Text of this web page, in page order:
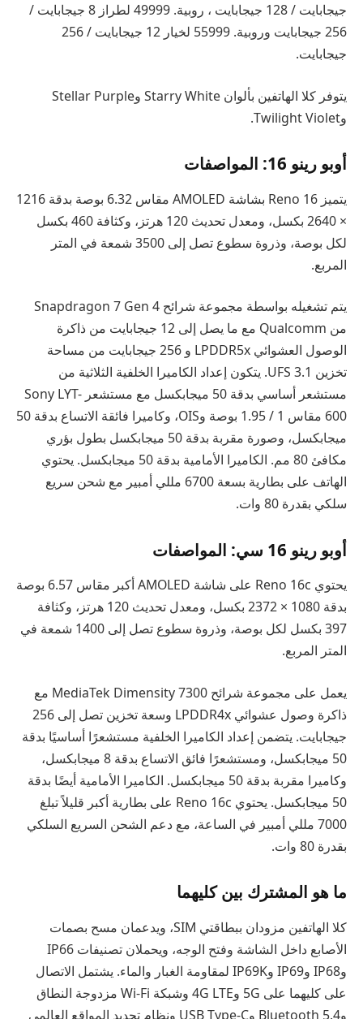
جيجابايت / 128 جيجابايت ، روبية. 49999 لطراز 8 جيجابايت /
256 جيجابايت وروبية. 55999 لخيار 12 جيجابايت / 256
جيجابايت.
يتوفر كلا الهاتفين بألوان Starry White وStellar Purple
وTwilight Violet.
أوبو رينو 16: المواصفات
يتميز Reno 16 بشاشة AMOLED مقاس 6.32 بوصة بدقة 1216
× 2640 بكسل، ومعدل تحديث 120 هرتز، وكثافة 460 بكسل
لكل بوصة، وذروة سطوع تصل إلى 3500 شمعة في المتر
المربع.
يتم تشغيله بواسطة مجموعة شرائح Snapdragon 7 Gen 4
من Qualcomm مع ما يصل إلى 12 جيجابايت من ذاكرة
الوصول العشوائي LPDDR5x و 256 جيجابايت من مساحة
تخزين UFS 3.1. يتكون إعداد الكاميرا الخلفية الثلاثية من
مستشعر أساسي بدقة 50 ميجابكسل مع مستشعر Sony LYT-
600 مقاس 1 / 1.95 بوصة وOIS، وكاميرا فائقة الاتساع بدقة 50
ميجابكسل، وصورة مقربة بدقة 50 ميجابكسل بطول بؤري
مكافئ 80 مم. الكاميرا الأمامية بدقة 50 ميجابكسل. يحتوي
الهاتف على بطارية بسعة 6700 مللي أمبير مع شحن سريع
سلكي بقدرة 80 وات.
أوبو رينو 16 سي: المواصفات
يحتوي Reno 16c على شاشة AMOLED أكبر مقاس 6.57 بوصة
بدقة 1080 × 2372 بكسل، ومعدل تحديث 120 هرتز، وكثافة
397 بكسل لكل بوصة، وذروة سطوع تصل إلى 1400 شمعة في
المتر المربع.
يعمل على مجموعة شرائح MediaTek Dimensity 7300 مع
ذاكرة وصول عشوائي LPDDR4x وسعة تخزين تصل إلى 256
جيجابايت. يتضمن إعداد الكاميرا الخلفية مستشعرًا أساسيًا بدقة
50 ميجابكسل، ومستشعرًا فائق الاتساع بدقة 8 ميجابكسل،
وكاميرا مقربة بدقة 50 ميجابكسل. الكاميرا الأمامية أيضًا بدقة
50 ميجابكسل. يحتوي Reno 16c على بطارية أكبر قليلاً تبلغ
7000 مللي أمبير في الساعة، مع دعم الشحن السريع السلكي
بقدرة 80 وات.
ما هو المشترك بين كليهما
كلا الهاتفين مزودان ببطاقتي SIM، ويدعمان مسح بصمات
الأصابع داخل الشاشة وفتح الوجه، ويحملان تصنيفات IP66
وIP68 وIP69 وIP69K لمقاومة الغبار والماء. يشتمل الاتصال
على كليهما على 5G و4G LTE وشبكة Wi-Fi مزدوجة النطاق
وBluetooth 5.4 وUSB Type-C ونظام تحديد المواقع العالمي